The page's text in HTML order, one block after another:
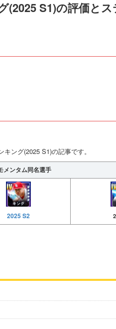
(2025 S1)の評価と
ング(2025 S1)の記事です。
メンタム同名選手
2025 S2